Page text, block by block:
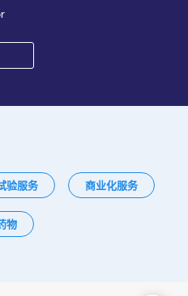
验服务 商业化服务
物